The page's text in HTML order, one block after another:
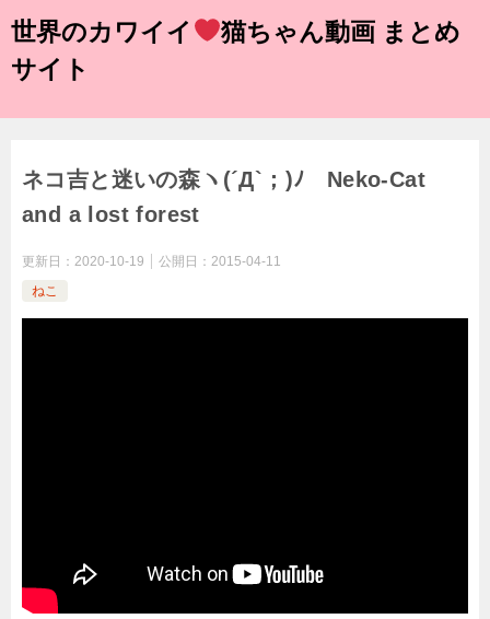
世界のカワイイ
猫ちゃん動画 まとめ
サイト
ネコ吉と迷いの森ヽ(´Д`；)ﾉ Neko-Cat
and a lost forest
更新日： 2020-10-19 公開日： 2015-04-11
ねこ